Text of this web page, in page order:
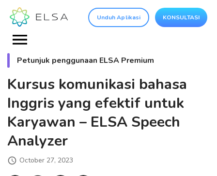
Unduh Aplikasi KONSULTASI
Petunjuk penggunaan ELSA Premium
Kursus komunikasi bahasa
Inggris yang efektif untuk
Karyawan – ELSA Speech
Analyzer
October 27, 2023